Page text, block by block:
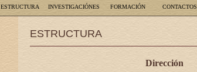
ESTRUCTURA INVESTIGACIÓNES FORMACIÓN CONTACTOS
ESTRUCTURA
Dirección